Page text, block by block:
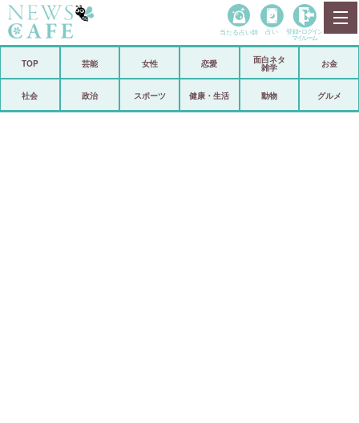
政治
当たる占い師 占い 登録• ログイン
マイルーム
TOP 芸能 女性 恋愛
面白ネタ
雑学
お金
社会 政治 スポーツ 健康・生活 動物 グルメ